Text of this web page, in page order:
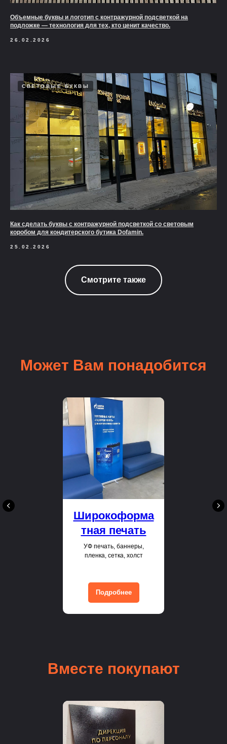
Объемные буквы и логотип с контражурной подсветкой на
подложке — технология для тех, кто ценит качество.
26.02.2026
СВЕТОВЫЕ БУКВЫ
Как сделать буквы с контражурной подсветкой со световым
коробом для кондитерского бутика Dofamin.
25.02.2026
Смотрите также
Может Вам понадобится
Широкоформа
тная печать
УФ печать, баннеры,
пленка, сетка, холст
Подробнее
Вместе покупают